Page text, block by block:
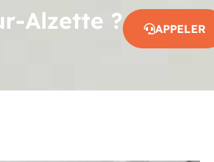
Alzette ? APPELER